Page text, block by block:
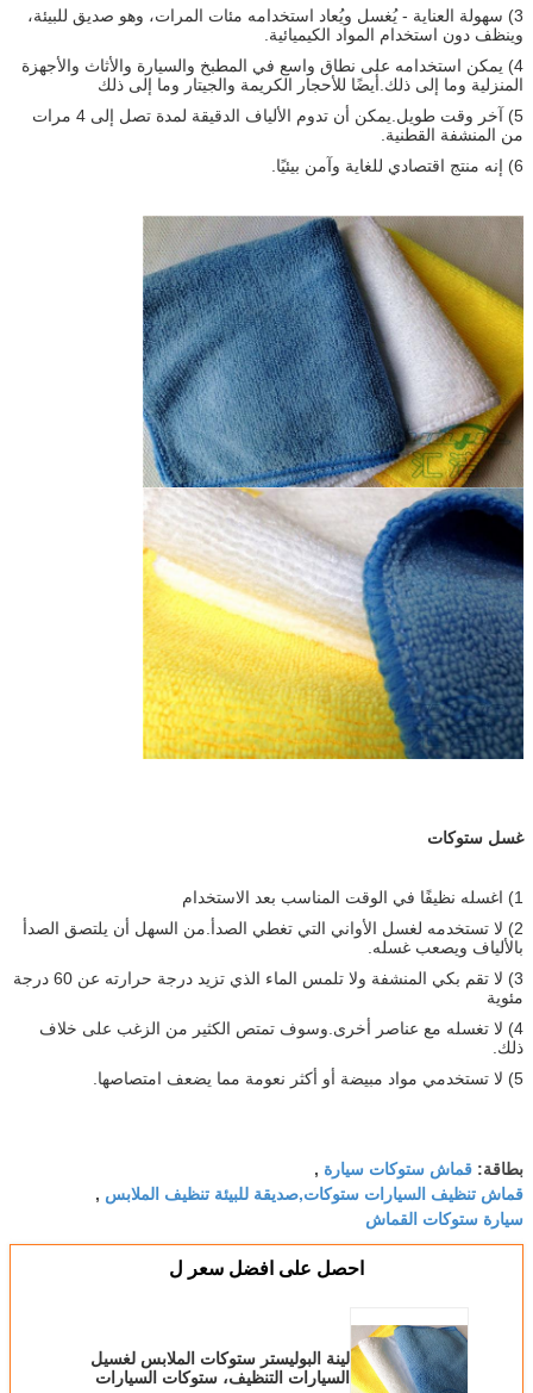
3) سهولة العناية - يُغسل ويُعاد استخدامه مئات المرات، وهو صديق للبيئة،
وينظف دون استخدام المواد الكيميائية.
4) يمكن استخدامه على نطاق واسع في المطبخ والسيارة والأثاث والأجهزة
المنزلية وما إلى ذلك.أيضًا للأحجار الكريمة والجيتار وما إلى ذلك
5) آخر وقت طويل.يمكن أن تدوم الألياف الدقيقة لمدة تصل إلى 4 مرات
من المنشفة القطنية.
6) إنه منتج اقتصادي للغاية وآمن بيئيًا.
غسل ستوكات
1) اغسله نظيفًا في الوقت المناسب بعد الاستخدام
2) لا تستخدمه لغسل الأواني التي تغطي الصدأ.من السهل أن يلتصق الصدأ
بالألياف ويصعب غسله.
3) لا تقم بكي المنشفة ولا تلمس الماء الذي تزيد درجة حرارته عن 60 درجة
مئوية
4) لا تغسله مع عناصر أخرى.وسوف تمتص الكثير من الزغب على خلاف
ذلك.
5) لا تستخدمي مواد مبيضة أو أكثر نعومة مما يضعف امتصاصها.
بطاقة: قماش ستوكات سيارة ,
قماش تنظيف السيارات ستوكات,صديقة للبيئة تنظيف الملابس ,
سيارة ستوكات القماش
احصل على افضل سعر ل
لينة البوليستر ستوكات الملابس لغسيل
السيارات التنظيف، ستوكات السيارات